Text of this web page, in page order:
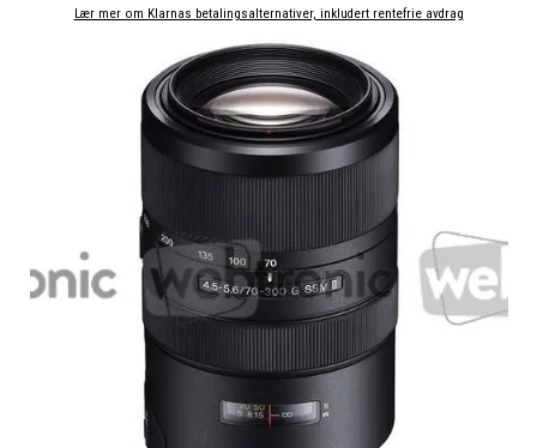
Lær mer om Klarnas betalingsalternativer, inkludert rentefrie avdrag